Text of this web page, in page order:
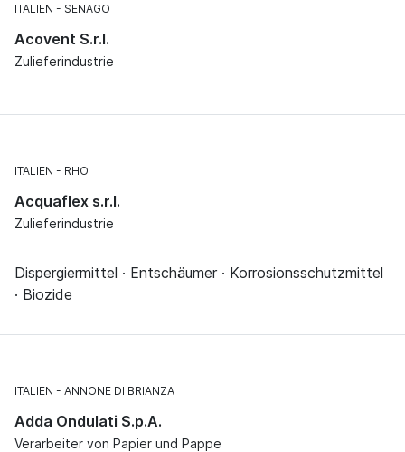
ITALIEN SENAGO
Acovent S.r.l.
Zulieferindustrie
ITALIEN RHO
Acquaflex s.r.l.
Zulieferindustrie
Dispergiermittel · Entschäumer · Korrosionsschutzmittel
· Biozide
ITALIEN ANNONE DI BRIANZA
Adda Ondulati S.p.A.
Verarbeiter von Papier und Pappe